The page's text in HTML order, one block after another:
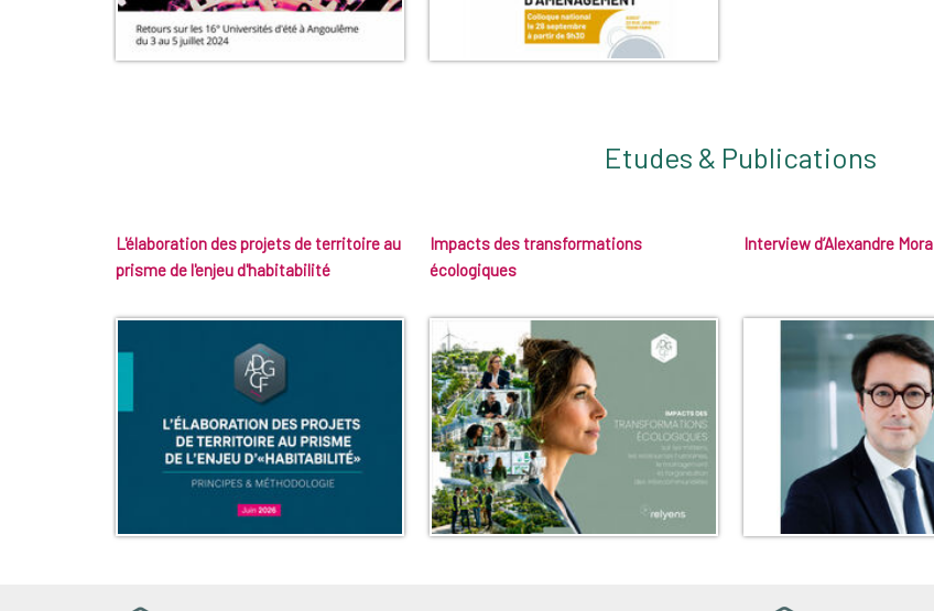
Etudes & Publications
L'élaboration des projets de territoire au
prisme de l'enjeu d'habitabilité
Impacts des transformations
écologiques
Interview d’Alexandre Mora